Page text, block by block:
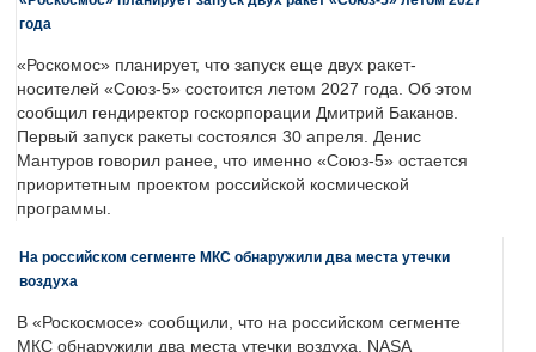
года
«Роскомос» планирует, что запуск еще двух ракет-
носителей «Союз-5» состоится летом 2027 года. Об этом
сообщил гендиректор госкорпорации Дмитрий Баканов.
Первый запуск ракеты состоялся 30 апреля. Денис
Мантуров говорил ранее, что именно «Союз-5» остается
приоритетным проектом российской космической
программы.
На российском сегменте МКС обнаружили два места утечки
воздуха
В «Роскосмосе» сообщили, что на российском сегменте
МКС обнаружили два места утечки воздуха. NASA